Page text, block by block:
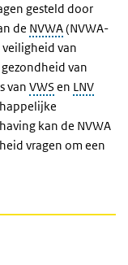
gesteld door
de NVWA(NVWA-
veiligheid van
van
van VWS en LNV
kan de NVWA
vragen om een